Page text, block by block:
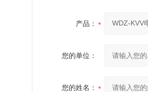
产品：
您的单位：
您的姓名：